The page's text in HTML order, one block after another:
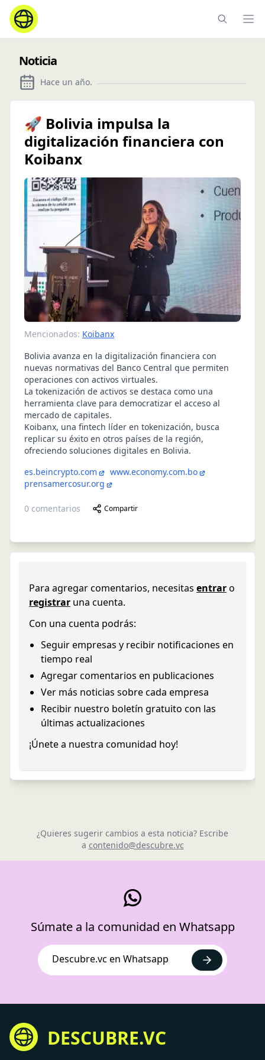
Noticia
Hace un año.
🚀 Bolivia impulsa la
digitalización financiera con
Koibanx
Mencionados: Koibanx
Bolivia avanza en la digitalización financiera con
nuevas normativas del Banco Central que permiten
operaciones con activos virtuales.
La tokenización de activos se destaca como una
herramienta clave para democratizar el acceso al
mercado de capitales.
Koibanx, una fintech líder en tokenización, busca
replicar su éxito en otros países de la región,
ofreciendo soluciones digitales en Bolivia.
es.beincrypto.com
www.economy.com.bo
prensamercosur.org
0 comentarios Compartir
Para agregar comentarios, necesitas entraro
registrar una cuenta.
Con una cuenta podrás:
Seguir empresas y recibir notificaciones en
tiempo real
Agregar comentarios en publicaciones
Ver más noticias sobre cada empresa
Recibir nuestro boletín gratuito con las
últimas actualizaciones
¡Únete a nuestra comunidad hoy!
¿Quieres sugerir cambios a esta noticia? Escribe
a contenido@descubre.vc
Súmate a la comunidad en Whatsapp
Descubre.vc en Whatsapp
DESCUBRE.VC